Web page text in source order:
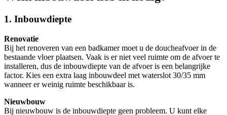
1. Inbouwdiepte
Renovatie
Bij het renoveren van een badkamer moet u de doucheafvoer in de
bestaande vloer plaatsen. Vaak is er niet veel ruimte om de afvoer te
installeren, dus de inbouwdiepte van de afvoer is een belangrijke
factor. Kies een extra laag inbouwdeel met waterslot 30/35 mm
wanneer er weinig ruimte beschikbaar is.
Nieuwbouw
Bij nieuwbouw is de inbouwdiepte geen probleem. U kunt elke